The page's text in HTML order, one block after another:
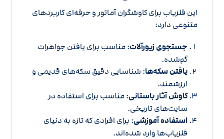
این فلزیاب برای کاوشگران آماتور و حرفه‌ای کاربردهای
متنوعی دارد:
جستجوی زیورآلات: مناسب برای یافتن جواهرات
گم‌شده.
یافتن سکه‌ها: شناسایی دقیق سکه‌های قدیمی و
ارزشمند.
کاوش آثار باستانی: مناسب برای استفاده در
سایت‌های تاریخی.
استفاده آموزشی: برای افرادی که تازه به دنیای
فلزیاب‌ها وارد شده‌اند.